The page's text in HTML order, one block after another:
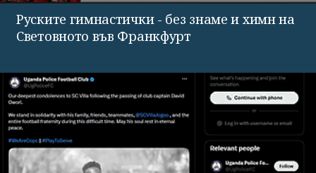
Руските гимнастички - без знаме и химн на
Световното във Франкфурт